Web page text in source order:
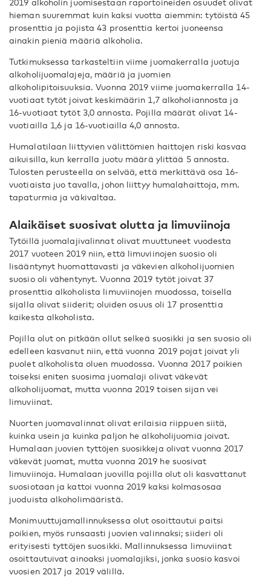
2019 alkoholin juomisestaan raportoineiden osuudet olivat
hieman suuremmat kuin kaksi vuotta aiemmin: tytöistä 45
prosenttia ja pojista 43 prosenttia kertoi juoneensa
ainakin pieniä määriä alkoholia.
Tutkimuksessa tarkasteltiin viime juomakerralla juotuja
alkoholijuomalajeja, määriä ja juomien
alkoholipitoisuuksia. Vuonna 2019 viime juomakerralla 14-
vuotiaat tytöt joivat keskimäärin 1,7 alkoholiannosta ja
16-vuotiaat tytöt 3,0 annosta. Pojilla määrät olivat 14-
vuotiailla 1,6 ja 16-vuotiailla 4,0 annosta.
Humalatilaan liittyvien välittömien haittojen riski kasvaa
aikuisilla, kun kerralla juotu määrä ylittää 5 annosta.
Tulosten perusteella on selvää, että merkittävä osa 16-
vuotiaista juo tavalla, johon liittyy humalahaittoja, mm.
tapaturmia ja väkivaltaa.
Alaikäiset suosivat olutta ja limuviinoja
Tytöillä juomalajivalinnat olivat muuttuneet vuodesta
2017 vuoteen 2019 niin, että limuviinojen suosio oli
lisääntynyt huomattavasti ja väkevien alkoholijuomien
suosio oli vähentynyt. Vuonna 2019 tytöt joivat 37
prosenttia alkoholista limuviinojen muodossa, toisella
sijalla olivat siiderit; oluiden osuus oli 17 prosenttia
kaikesta alkoholista.
Pojilla olut on pitkään ollut selkeä suosikki ja sen suosio oli
edelleen kasvanut niin, että vuonna 2019 pojat joivat yli
puolet alkoholista oluen muodossa. Vuonna 2017 poikien
toiseksi eniten suosima juomalaji olivat väkevät
alkoholijuomat, mutta vuonna 2019 toisen sijan vei
limuviinat.
Nuorten juomavalinnat olivat erilaisia riippuen siitä,
kuinka usein ja kuinka paljon he alkoholijuomia joivat.
Humalaan juovien tyttöjen suosikkeja olivat vuonna 2017
väkevät juomat, mutta vuonna 2019 he suosivat
limuviinoja. Humalaan juovilla pojilla olut oli kasvattanut
suosiotaan ja kattoi vuonna 2019 kaksi kolmasosaa
juoduista alkoholimääristä.
Monimuuttujamallinnuksessa olut osoittautui paitsi
poikien, myös runsaasti juovien valinnaksi; siideri oli
erityisesti tyttöjen suosikki. Mallinnuksessa limuviinat
osoittautuivat ainoaksi juomalajiksi, jonka suosio kasvoi
vuosien 2017 ja 2019 välillä.